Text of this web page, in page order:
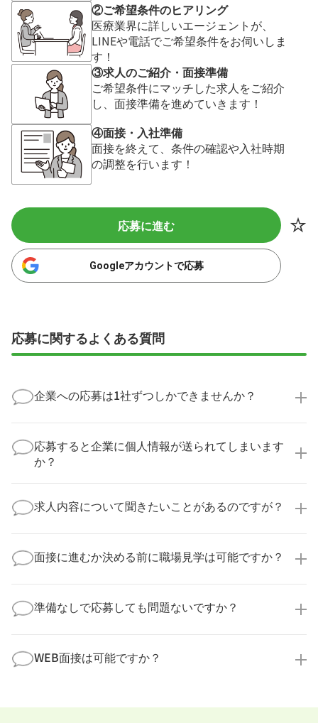
②ご希望条件のヒアリング
医療業界に詳しいエージェントが、
LINEや電話でご希望条件をお伺いしま
す！
③求人のご紹介・面接準備
ご希望条件にマッチした求人をご紹介
し、面接準備を進めていきます！
④面接・入社準備
面接を終えて、条件の確認や入社時期
の調整を行います！
応募に進む
Googleアカウントで応募
応募に関するよくある質問
企業への応募は1社ずつしかできませんか？
実際に医療キャリアナビを利用して転職に成功した方
の多くは、複数応募して自分に合った職場を選ばれて
います。
応募すると企業に個人情報が送られてしまいます
か？
業様に個人情報が送られることはありません！
より詳細な求人情報をご確認いただいた上で、転職希
求人内容について聞きたいことがあるのですが？
してお答えいたします。
勤務体制や職場の雰囲気、研修制度など、どんな小さ
す！
面接に進むか決める前に職場見学は可能ですか？
積極的に受け入れています。実際の職場環境や働く人
の様子を見ることで、より安心してご判断いただけま
ださい！
準備なしで応募しても問題ないですか？
まで、一からサポートいたします。「転職を考え始め
たばかり」「何から始めればいいか分からない」とい
WEB面接は可能ですか？
すめしていますが、企業様によってはWEB面接を導入